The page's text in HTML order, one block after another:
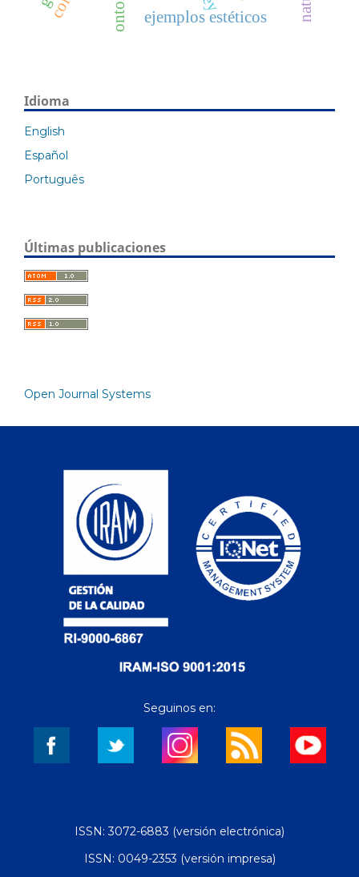
ejemplos estéticos
Idioma
English
Español
Português
Últimas publicaciones
Open Journal Systems
Seguinos en:
ISSN: 3072-6883 (versión electrónica)
ISSN: 0049-2353 (versión impresa)